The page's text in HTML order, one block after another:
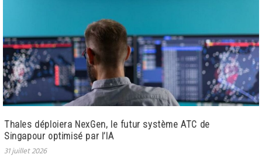
Thales déploiera NexGen, le futur système ATC de
Singapour optimisé par l’IA
31 juillet 2026